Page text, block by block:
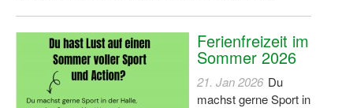
Ferienfreizeit im
Sommer 2026
21. Jan 2026 Du
machst gerne Sport in